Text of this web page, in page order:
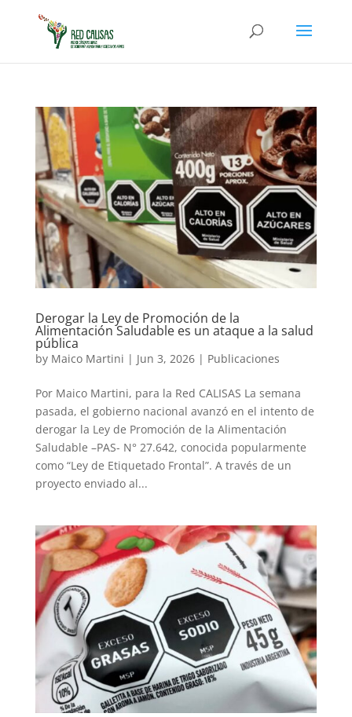
Derogar la Ley de Promoción de la
Alimentación Saludable es un ataque a la salud
pública
by Maico Martini | Jun 3, 2026| Publicaciones
Por Maico Martini, para la Red CALISAS La semana
pasada, el gobierno nacional avanzó en el intento de
derogar la Ley de Promoción de la Alimentación
Saludable –PAS- N° 27.642, conocida popularmente
como “Ley de Etiquetado Frontal”. A través de un
proyecto enviado al...